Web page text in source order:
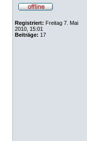
Registriert: Freitag 7. Mai
2010, 15:01
Beiträge: 17